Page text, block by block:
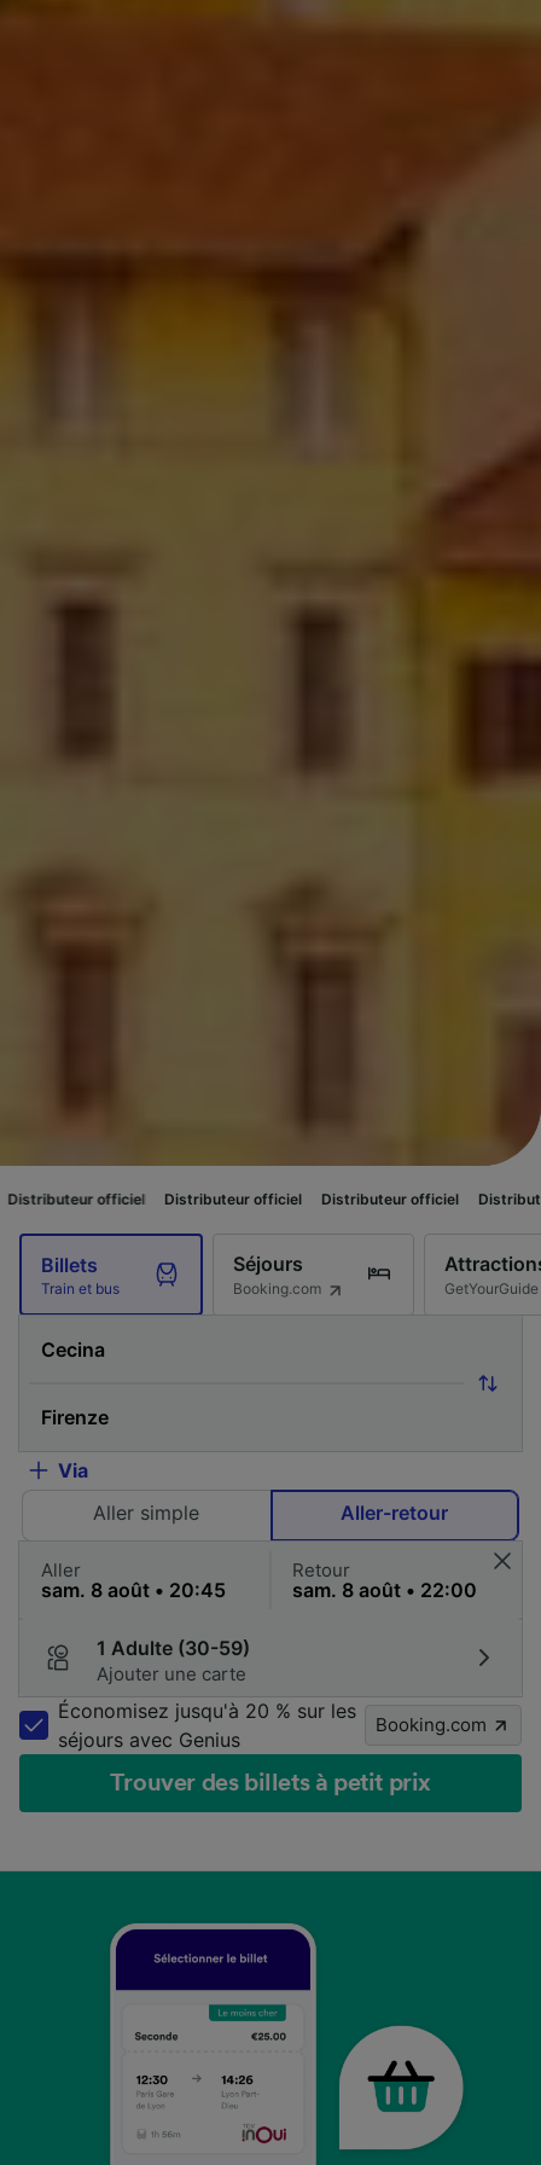
Distributeur officiel Distributeur officiel Distributeur officiel
Billets
Train et bus
Séjours
Booking.com GetYourGuide
Via
Aller simple
Aller-retour
Aller Retour
1 Adulte (30-59)
Ajouter une carte
Économisez jusqu'à 20 % sur les
séjours avec Genius
Booking.com
Trouver des billets à petit prix